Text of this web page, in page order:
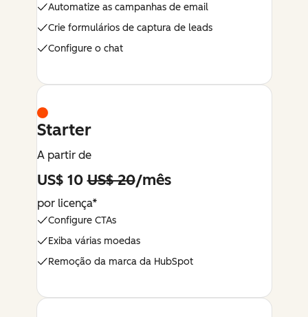
Automatize as campanhas de email
Crie formulários de captura de leads
Configure o chat
Starter
A partir de
US$ 10US$ 20/mês
por licença*
Configure CTAs
Exiba várias moedas
Remoção da marca da HubSpot